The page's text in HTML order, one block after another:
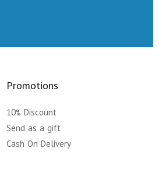
Promotions
10% Discount
Send as a gift
Cash On Delivery